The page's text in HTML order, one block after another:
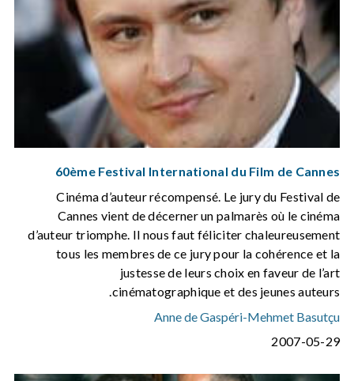
60ème Festival International du Film de Cannes
Cinéma d’auteur récompensé. Le jury du Festival de
Cannes vient de décerner un palmarès où le cinéma
d’auteur triomphe. Il nous faut féliciter chaleureusement
tous les membres de ce jury pour la cohérence et la
justesse de leurs choix en faveur de l’art
cinématographique et des jeunes auteurs.
Mehmet Basutçu
-
Anne de Gaspéri
2007-05-29